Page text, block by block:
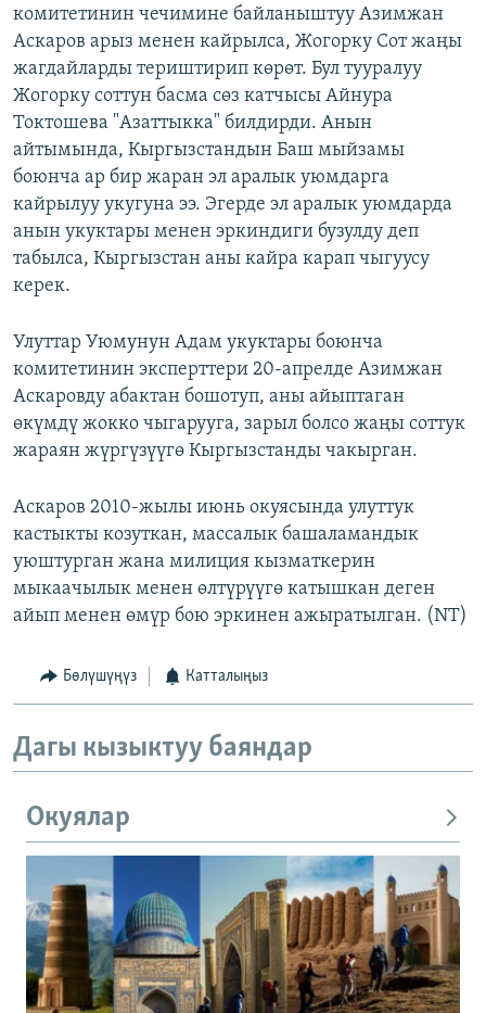
комитетинин чечимине байланыштуу Азимжан
Аскаров арыз менен кайрылса, Жогорку Сот жаңы
жагдайларды териштирип көрөт. Бул тууралуу
Жогорку соттун басма сөз катчысы Айнура
Токтошева "Азаттыкка" билдирди. Анын
айтымында, Кыргызстандын Баш мыйзамы
боюнча ар бир жаран эл аралык уюмдарга
кайрылуу укугуна ээ. Эгерде эл аралык уюмдарда
анын укуктары менен эркиндиги бузулду деп
табылса, Кыргызстан аны кайра карап чыгуусу
керек.
Улуттар Уюмунун Адам укуктары боюнча
комитетинин эксперттери 20-апрелде Азимжан
Аскаровду абактан бошотуп, аны айыптаган
өкүмдү жокко чыгарууга, зарыл болсо жаңы соттук
жараян жүргүзүүгө Кыргызстанды чакырган.
Аскаров 2010-жылы июнь окуясында улуттук
кастыкты козуткан, массалык башаламандык
уюштурган жана милиция кызматкерин
мыкаачылык менен өлтүрүүгө катышкан деген
айып менен өмүр бою эркинен ажыратылган. (NT)
Бөлүшүңүз Катталыңыз
Дагы кызыктуу баяндар
Окуялар